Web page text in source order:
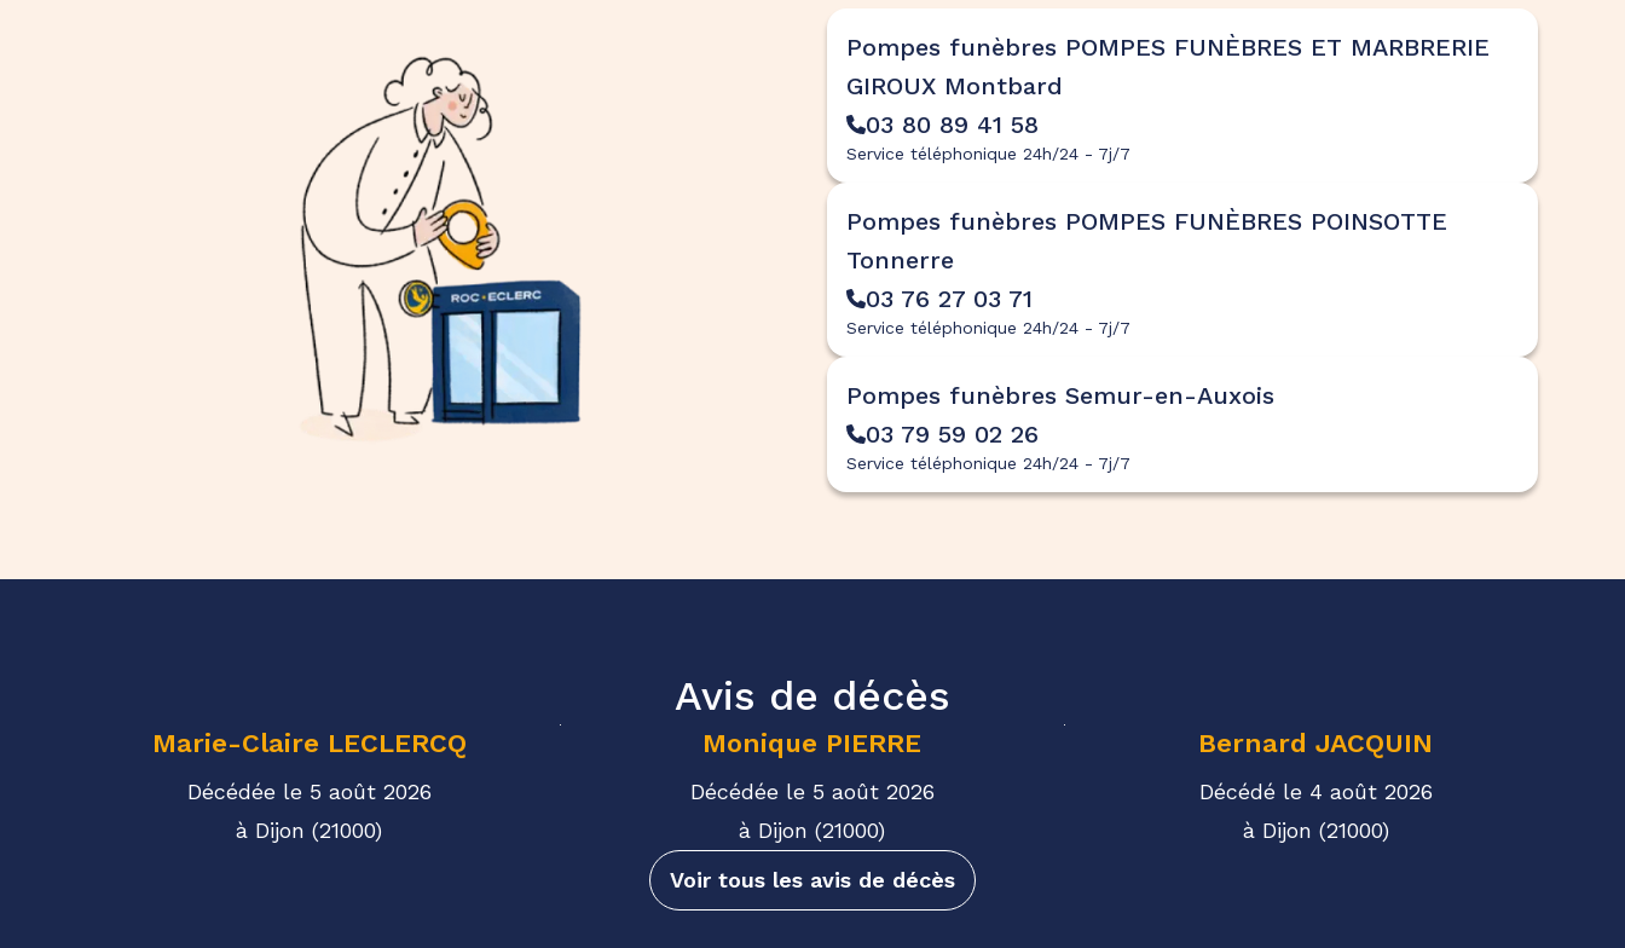
Pompes funèbres POMPES FUNÈBRES ET MARBRERIE
GIROUX Montbard
03 80 89 41 58
Service téléphonique 24h/24 - 7j/7
Pompes funèbres POMPES FUNÈBRES POINSOTTE
Tonnerre
03 76 27 03 71
Service téléphonique 24h/24 - 7j/7
Pompes funèbres Semur-en-Auxois
03 79 59 02 26
Service téléphonique 24h/24 - 7j/7
Avis de décès
Marie-Claire LECLERCQ
Décédée le 5 août 2026
à Dijon (21000)
Monique PIERRE
Décédée le 5 août 2026
à Dijon (21000)
Bernard JACQUIN
Décédé le 4 août 2026
à Dijon (21000)
Voir tous les avis de décès